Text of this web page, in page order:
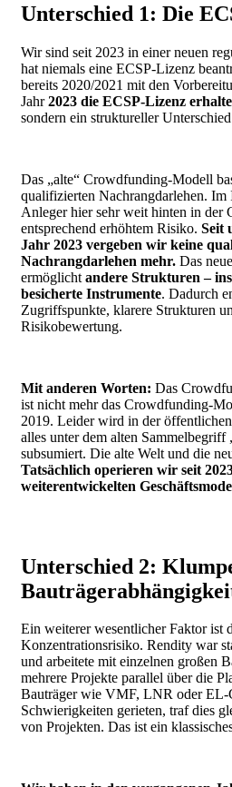
Unterschied 1: Die
Wir sind seit 2023 in einer neuen
hat niemals eine ECSP-Lizenz
bereits 2020/2021 mit den
Jahr2023 die ECSP-Lizenz
sondern ein struktureller
Das „alte“ Crowdfunding-Modell
qualifizierten Nachrangdarlehen. Im
Anleger hier sehr weit hinten in der
entsprechend erhöhtem Risiko. Seit
Jahr 2023 vergeben wir keine
Nachrangdarlehen mehr. Das
ermöglicht andere Strukturen –
besicherte Instrumente. Dadurch
Zugriffspunkte, klarere Strukturen
Risikobewertung.
Mit anderen Worten: Das
ist nicht mehr das Crowdfunding-
2019. Leider wird in der
alles unter dem alten
subsumiert. Die alte Welt und die
Tatsächlich operieren wir seit
weiterentwickelten
Unterschied 2:
Ein weiterer wesentlicher Faktor ist
Konzentrationsrisiko. Rendity war
und arbeitete mit einzelnen großen
mehrere Projekte parallel über die
Bauträger wie VMF, LNR oder
Schwierigkeiten gerieten, traf dies
von Projekten. Das ist ein